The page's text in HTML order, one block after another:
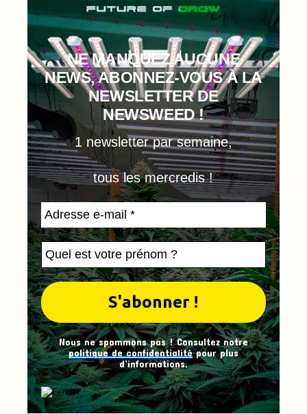
NE MANQUEZ AUCUNE
NEWS, ABONNEZ-VOUS À LA
NEWSLETTER DE
NEWSWEED !
1 newsletter par semaine,
tous les mercredis !
Nous ne spammons pas ! Consultez notre
politique de confidentialitépour plus
d’informations.